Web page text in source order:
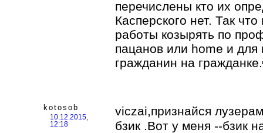
перечислены кто их
Касперского нет. Так
работы козырять по
пацанов или home и
гражданин на гражданке.
kotosob
10.12.2015,
12:18
viczai,признайся
бзик .Вот у меня --бзик